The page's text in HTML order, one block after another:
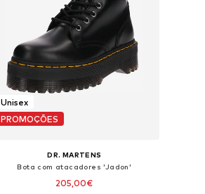
Unisex
PROMOÇÕES
DR. MARTENS
Bota com atacadores 'Jadon'
205,00€